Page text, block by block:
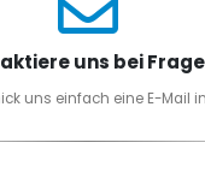
uns bei
uns einfach eine E-Mail